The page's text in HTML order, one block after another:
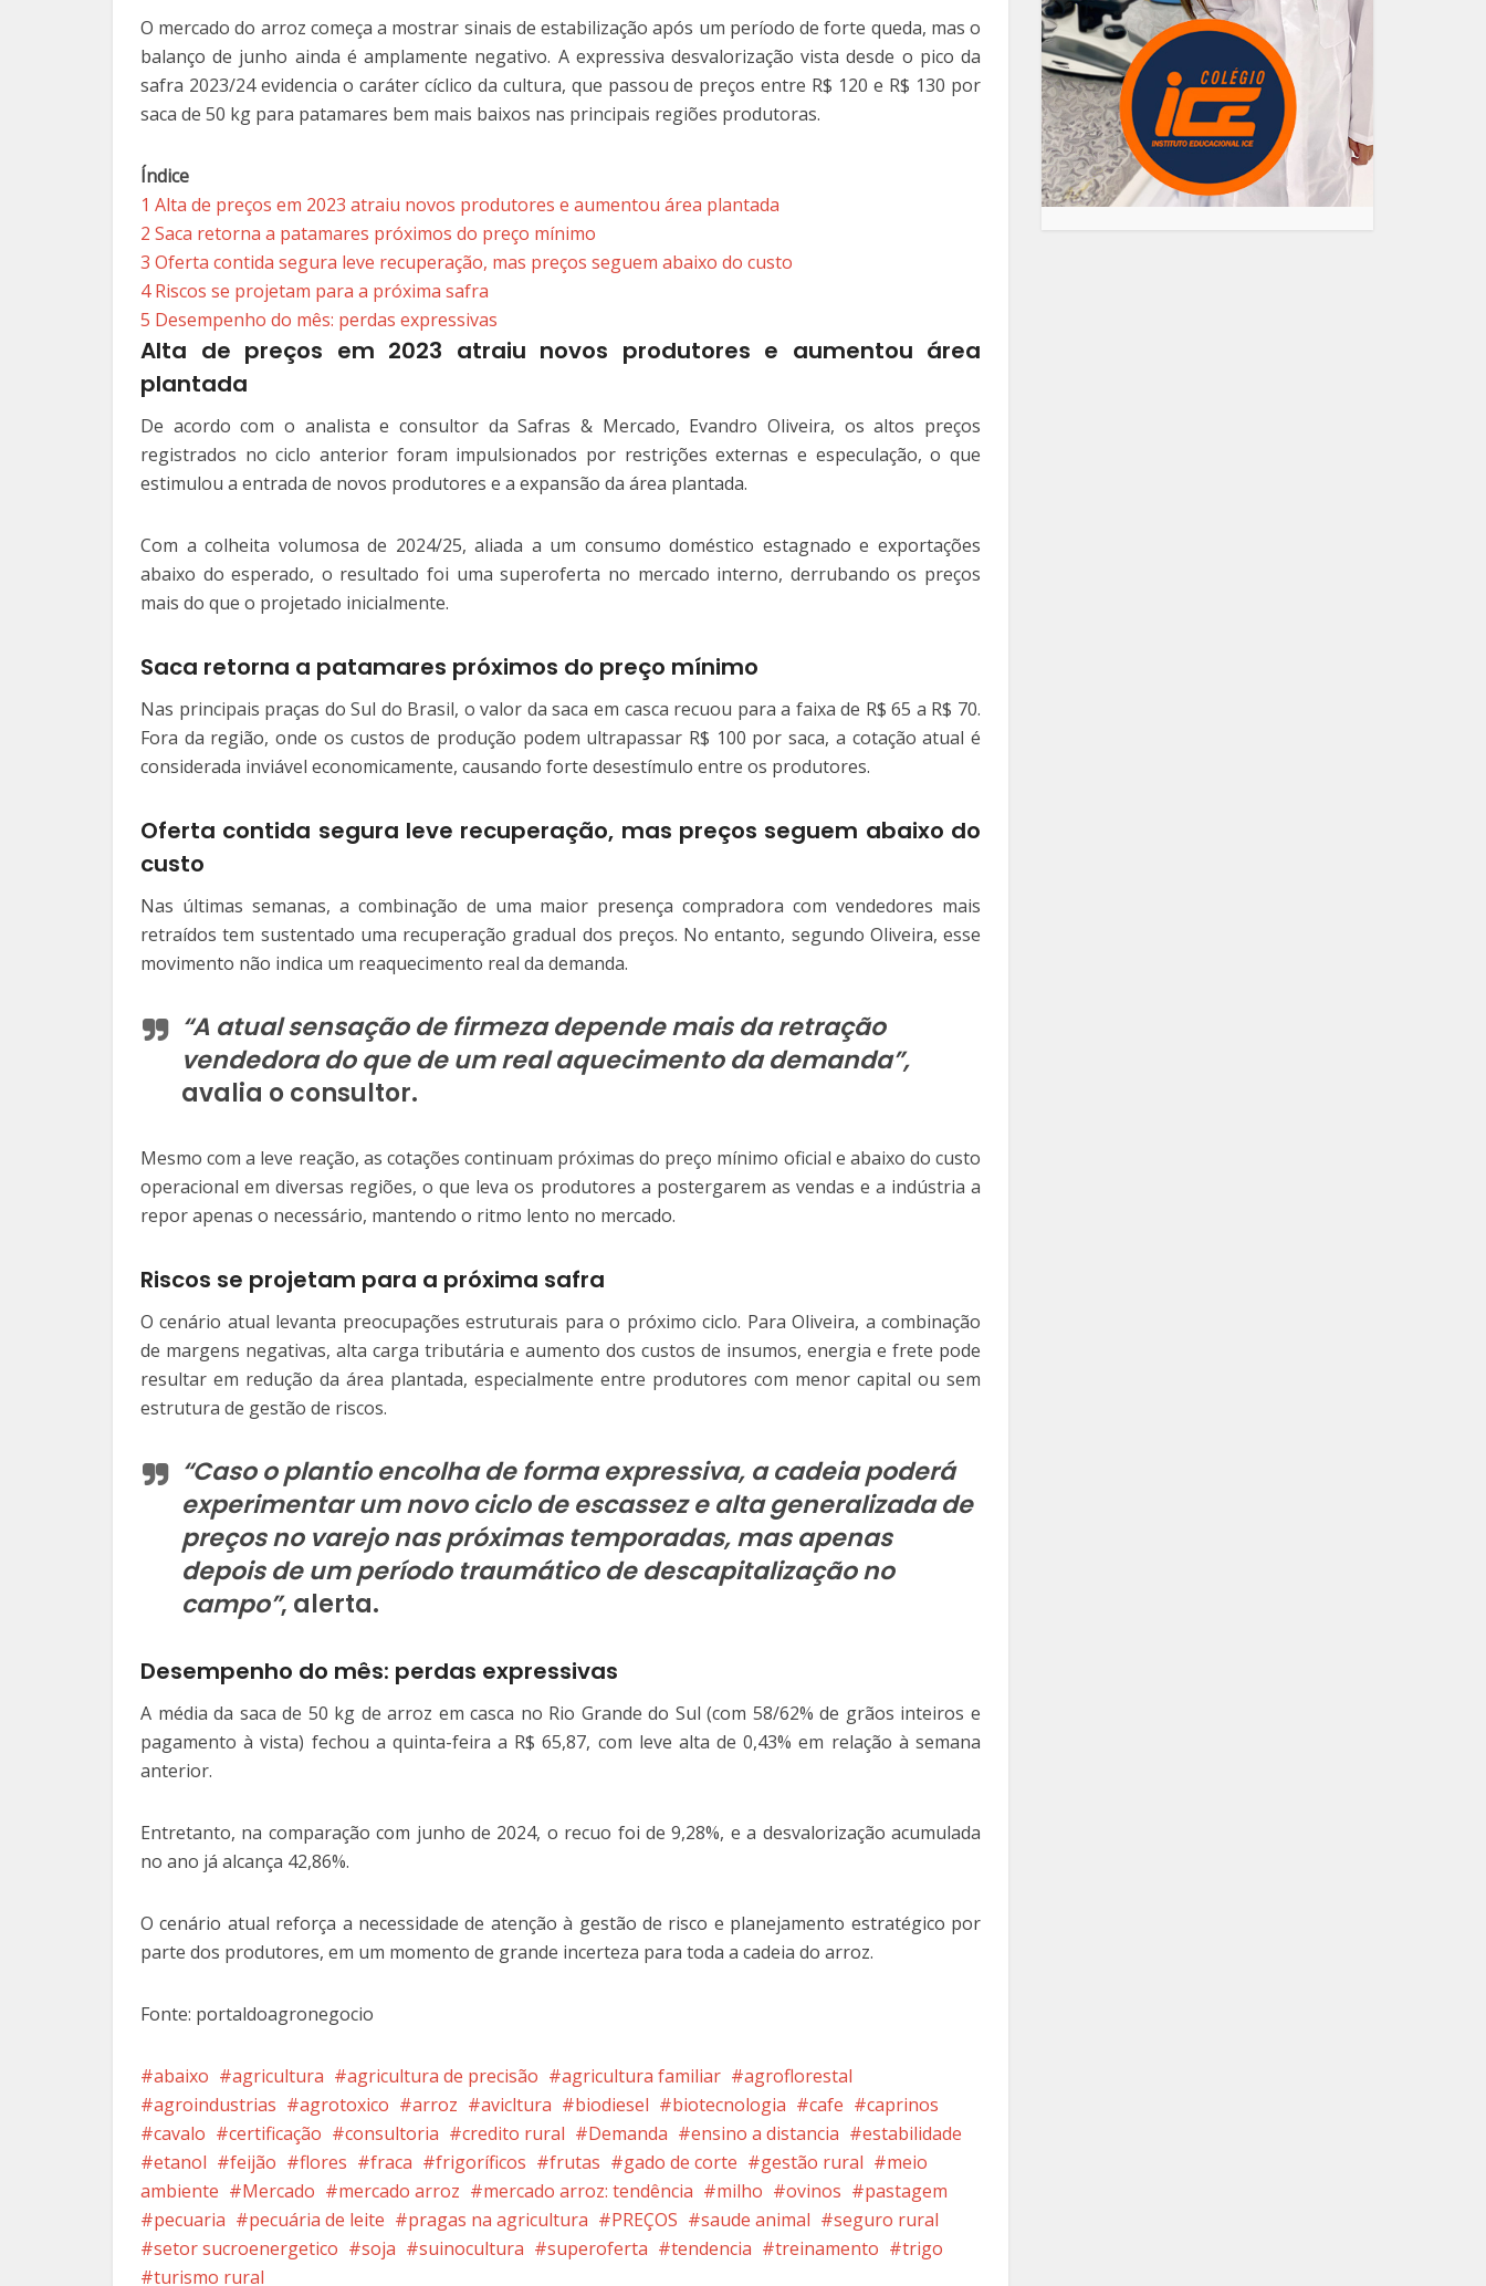
O mercado do arroz começa a mostrar sinais de estabilização após um período de forte queda, mas o
balanço de junho ainda é amplamente negativo. A expressiva desvalorização vista desde o pico da
safra 2023/24 evidencia o caráter cíclico da cultura, que passou de preços entre R$ 120 e R$ 130 por
saca de 50 kg para patamares bem mais baixos nas principais regiões produtoras.
Índice
1 Alta de preços em 2023 atraiu novos produtores e aumentou área plantada
2 Saca retorna a patamares próximos do preço mínimo
3 Oferta contida segura leve recuperação, mas preços seguem abaixo do custo
4 Riscos se projetam para a próxima safra
5 Desempenho do mês: perdas expressivas
Alta de preços em 2023 atraiu novos produtores e aumentou área
plantada
De acordo com o analista e consultor da Safras & Mercado, Evandro Oliveira, os altos preços
registrados no ciclo anterior foram impulsionados por restrições externas e especulação, o que
estimulou a entrada de novos produtores e a expansão da área plantada.
Com a colheita volumosa de 2024/25, aliada a um consumo doméstico estagnado e exportações
abaixo do esperado, o resultado foi uma superoferta no mercado interno, derrubando os preços
mais do que o projetado inicialmente.
Saca retorna a patamares próximos do preço mínimo
Nas principais praças do Sul do Brasil, o valor da saca em casca recuou para a faixa de R$ 65 a R$ 70.
Fora da região, onde os custos de produção podem ultrapassar R$ 100 por saca, a cotação atual é
considerada inviável economicamente, causando forte desestímulo entre os produtores.
Oferta contida segura leve recuperação, mas preços seguem abaixo do
custo
Nas últimas semanas, a combinação de uma maior presença compradora com vendedores mais
retraídos tem sustentado uma recuperação gradual dos preços. No entanto, segundo Oliveira, esse
movimento não indica um reaquecimento real da demanda.
“A atual sensação de firmeza depende mais da retração
vendedora do que de um real aquecimento da demanda”,
avalia o consultor.
Mesmo com a leve reação, as cotações continuam próximas do preço mínimo oficial e abaixo do custo
operacional em diversas regiões, o que leva os produtores a postergarem as vendas e a indústria a
repor apenas o necessário, mantendo o ritmo lento no mercado.
Riscos se projetam para a próxima safra
O cenário atual levanta preocupações estruturais para o próximo ciclo. Para Oliveira, a combinação
de margens negativas, alta carga tributária e aumento dos custos de insumos, energia e frete pode
resultar em redução da área plantada, especialmente entre produtores com menor capital ou sem
estrutura de gestão de riscos.
“Caso o plantio encolha de forma expressiva, a cadeia poderá
experimentar um novo ciclo de escassez e alta generalizada de
preços no varejo nas próximas temporadas, mas apenas
depois de um período traumático de descapitalização no
campo”, alerta.
Desempenho do mês: perdas expressivas
A média da saca de 50 kg de arroz em casca no Rio Grande do Sul (com 58/62% de grãos inteiros e
pagamento à vista) fechou a quinta-feira a R$ 65,87, com leve alta de 0,43% em relação à semana
anterior.
Entretanto, na comparação com junho de 2024, o recuo foi de 9,28%, e a desvalorização acumulada
no ano já alcança 42,86%.
O cenário atual reforça a necessidade de atenção à gestão de risco e planejamento estratégico por
parte dos produtores, em um momento de grande incerteza para toda a cadeia do arroz.
Fonte: portaldoagronegocio
abaixo agricultura agricultura de precisão agricultura familiar
agroflorestal
agroindustrias
agrotoxico arroz avicltura biodiesel biotecnologia cafe
caprinos
cavalo
certificação consultoria credito rural Demanda ensino a distancia
estabilidade
etanol
feijão flores fraca frigoríficos frutas gado de corte gestão rural
meio
ambiente
Mercado mercado arroz mercado arroz: tendência milho ovinos
pastagem
pecuaria
pecuária de leite pragas na agricultura PREÇOS saude animal
seguro rural
setor sucroenergetico
soja suinocultura superoferta tendencia treinamento
trigo
turismo rural